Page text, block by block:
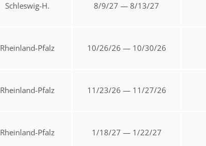
Schleswig-H. 8/9/27 — 8/13/27
Rheinland-Pfalz 10/26/26 — 10/30/26
Rheinland-Pfalz 11/23/26 — 11/27/26
Rheinland-Pfalz 1/18/27 — 1/22/27